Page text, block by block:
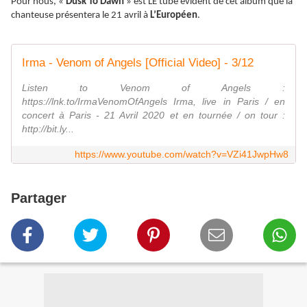
chanteuse présentera le 21 avril à L’Européen.
Irma - Venom of Angels [Official Video] - 3/12
Listen to Venom of Angels :
https://lnk.to/IrmaVenomOfAngels Irma, live in Paris / en
concert à Paris - 21 Avril 2020 et en tournée / on tour :
http://bit.ly...
https://www.youtube.com/watch?v=VZi41JwpHw8
Partager